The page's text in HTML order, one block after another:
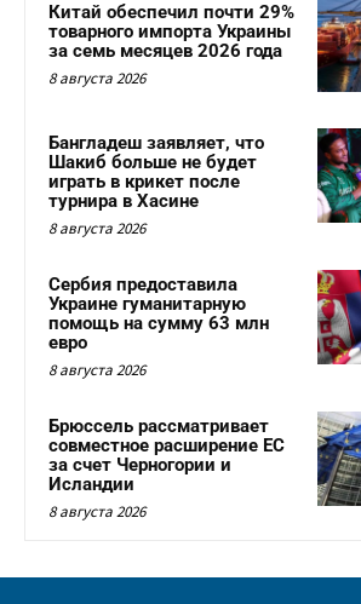
Китай обеспечил почти 29%
товарного импорта Украины
за семь месяцев 2026 года
8 августа 2026
Бангладеш заявляет, что
Шакиб больше не будет
играть в крикет после
турнира в Хасине
8 августа 2026
Сербия предоставила
Украине гуманитарную
помощь на сумму 63 млн
евро
8 августа 2026
Брюссель рассматривает
совместное расширение ЕС
за счет Черногории и
Исландии
8 августа 2026